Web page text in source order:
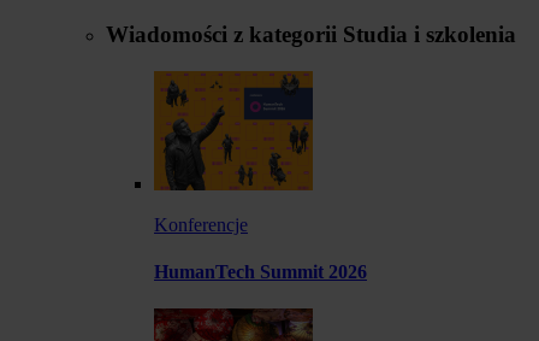
Wiadomości z kategorii Studia i szkolenia
Konferencje
HumanTech Summit 2026